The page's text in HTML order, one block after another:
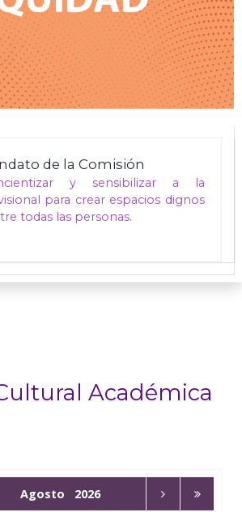
de la Comisión
y sensibilizar a la
para crear espacios dignos
todas las personas.
Académica
Agosto 2026